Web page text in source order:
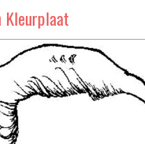
Kleurplaat